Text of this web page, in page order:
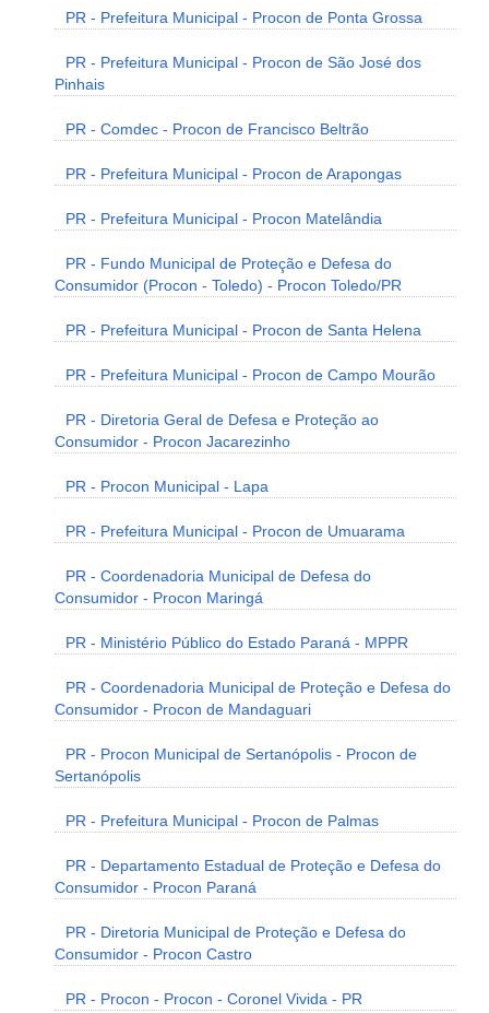
PR - Prefeitura Municipal - Procon de Ponta Grossa
PR - Prefeitura Municipal - Procon de São José dos
Pinhais
PR - Comdec - Procon de Francisco Beltrão
PR - Prefeitura Municipal - Procon de Arapongas
PR - Prefeitura Municipal - Procon Matelândia
PR - Fundo Municipal de Proteção e Defesa do
Consumidor (Procon - Toledo) - Procon Toledo/PR
PR - Prefeitura Municipal - Procon de Santa Helena
PR - Prefeitura Municipal - Procon de Campo Mourão
PR - Diretoria Geral de Defesa e Proteção ao
Consumidor - Procon Jacarezinho
PR - Procon Municipal - Lapa
PR - Prefeitura Municipal - Procon de Umuarama
PR - Coordenadoria Municipal de Defesa do
Consumidor - Procon Maringá
PR - Ministério Público do Estado Paraná - MPPR
PR - Coordenadoria Municipal de Proteção e Defesa do
Consumidor - Procon de Mandaguari
PR - Procon Municipal de Sertanópolis - Procon de
Sertanópolis
PR - Prefeitura Municipal - Procon de Palmas
PR - Departamento Estadual de Proteção e Defesa do
Consumidor - Procon Paraná
PR - Diretoria Municipal de Proteção e Defesa do
Consumidor - Procon Castro
PR - Procon - Procon - Coronel Vivida - PR